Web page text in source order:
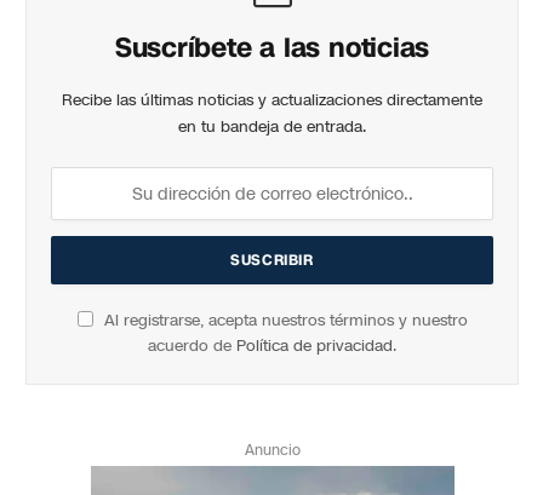
Suscríbete a las noticias
Recibe las últimas noticias y actualizaciones directamente
en tu bandeja de entrada.
Al registrarse, acepta nuestros términos y nuestro
acuerdo de Política de privacidad.
Anuncio